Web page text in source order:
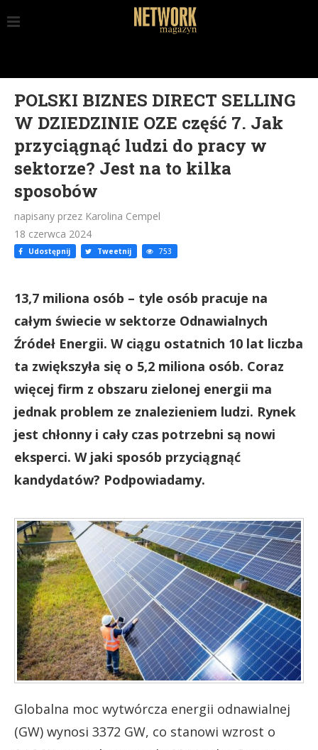
POLSKI BIZNES DIRECT SELLING
W DZIEDZINIE OZE część 7. Jak
przyciągnąć ludzi do pracy w
sektorze? Jest na to kilka
sposobów
napisany przez Karolina Cempel
18 czerwca 2024
Udostępnij Tweetnij 753
13,7 miliona osób – tyle osób pracuje na
całym świecie w sektorze Odnawialnych
Źródeł Energii. W ciągu ostatnich 10 lat liczba
ta zwiększyła się o 5,2 miliona osób. Coraz
więcej firm z obszaru zielonej energii ma
jednak problem ze znalezieniem ludzi. Rynek
jest chłonny i cały czas potrzebni są nowi
eksperci. W jaki sposób przyciągnąć
kandydatów? Podpowiadamy.
Globalna moc wytwórcza energii odnawialnej
(GW) wynosi 3372 GW, co stanowi wzrost o